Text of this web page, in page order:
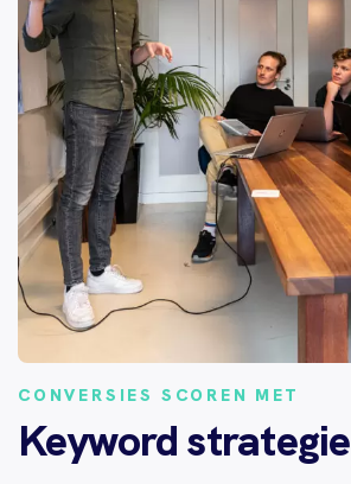
CONVERSIES SCOREN MET
Keyword strategie